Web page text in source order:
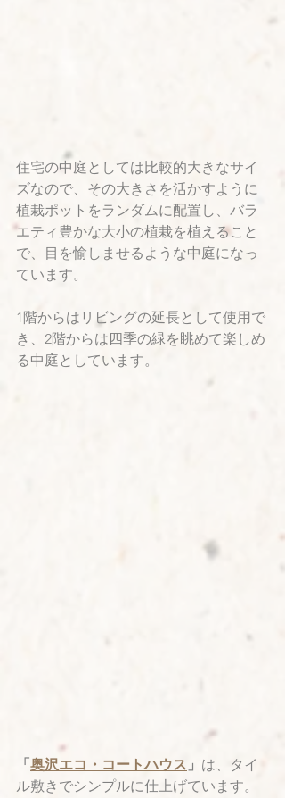
住宅の中庭としては比較的大きなサイ
ズなので、その大きさを活かすように
植栽ポットをランダムに配置し、バラ
エティ豊かな大小の植栽を植えること
で、目を愉しませるような中庭になっ
ています。
1階からはリビングの延長として使用で
き、2階からは四季の緑を眺めて楽しめ
る中庭としています。
「奥沢エコ・コートハウス 」 は、タイ
ル敷きでシンプルに仕上げています。